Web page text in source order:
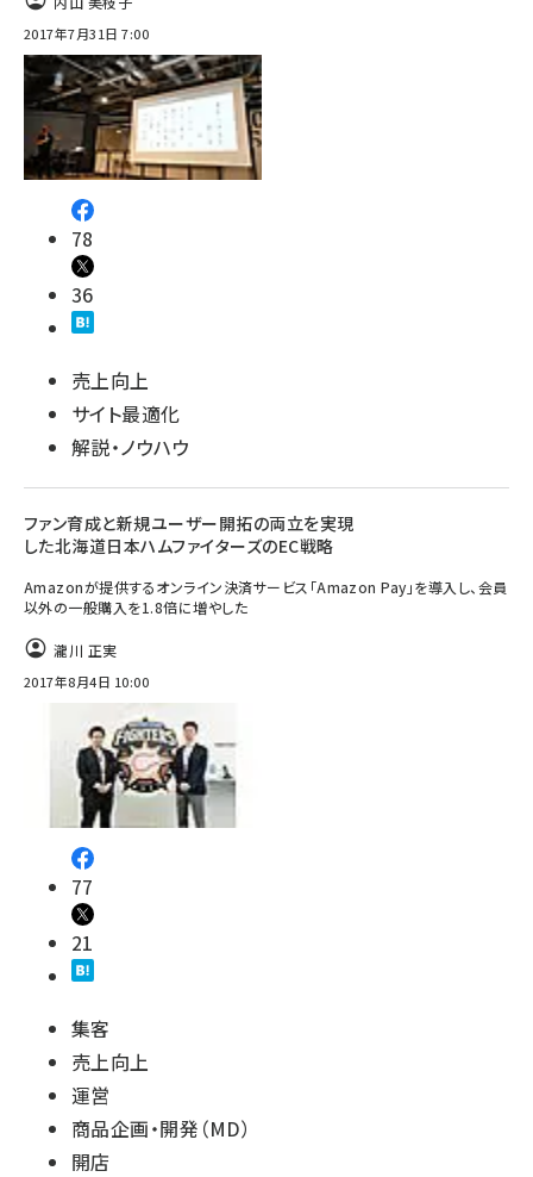
2017年7月31日 7:00
78
36
売上向上
サイト最適化
解説・ノウハウ
ファン育成と新規ユーザー開拓の両立を実現
した北海道日本ハムファイターズのEC戦略
Amazonが提供するオンライン決済サービス「Amazon Pay」を導入し、会員
以外の一般購入を1.8倍に増やした
瀧川 正実
2017年8月4日 10:00
77
21
集客
売上向上
運営
商品企画・開発（MD）
開店